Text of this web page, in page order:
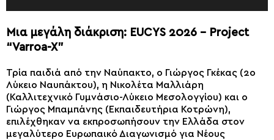
Μια μεγάλη διάκριση: EUCYS 2026 – Project
“Varroa-X”
Τρία παιδιά από την Ναύπακτο, ο Γιώργος Γκέκας (2ο
Λύκειο Ναυπάκτου), η Νικολέτα Μαλλιάρη
(Καλλιτεχνικό Γυμνάσιο-Λύκειο Μεσολογγίου) και ο
Γιώργος Μπαμπάνης (Εκπαιδευτήρια Κοτρώνη),
επιλέχθηκαν να εκπροσωπήσουν την Ελλάδα στον
μεγαλύτερο Ευρωπαικό Διαγωνισμό για Νέους